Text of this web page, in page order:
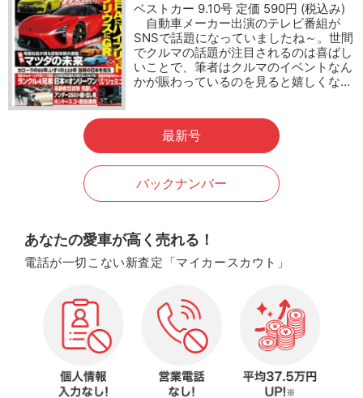
ベストカー 9.10号 定価 590円 (税込み)
自動車メーカー出演のテレビ番組が
SNSで話題になっていましたね～。世間
でクルマの話題が注目されるのは喜ばし
いことで、筆者はクルマのイベントなん
かが賑わっているのを見ると嬉しくな…
最新号
バックナンバー
あなたの愛車が高く売れる！
電話が一切こない新査定「マイカースカウト」